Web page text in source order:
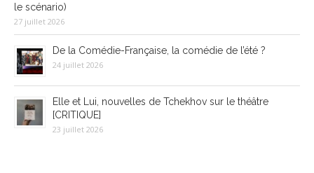
le scénario)
27 juillet 2026
De la Comédie-Française, la comédie de l’été ?
24 juillet 2026
Elle et Lui, nouvelles de Tchekhov sur le théâtre
[CRITIQUE]
23 juillet 2026